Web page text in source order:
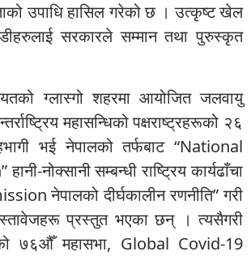
उपाधि हासिल गरेको छ । उत्कृष्ट खेल
सरकारले सम्मान तथा पुरुस्कृत
ग्लास्गो शहरमा आयोजित जलवायु
महासन्धिको पक्षराष्ट्रहरूको २६
भई नेपालको तर्फबाट “National
नोक्सानी सम्बन्धी राष्ट्रिय कार्यढाँचा
नेपालको दीर्घकालीन रणनीति” गरी
प्रस्तुत भएका छन् । त्यसैगरी
७६औँ महासभा, Global Covid-19